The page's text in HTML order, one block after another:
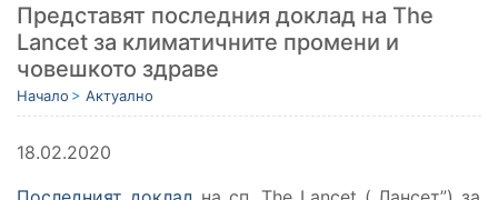
Представят последния доклад на The
Lancet за климатичните промени и
човешкото здраве
Начало Актуално
18.02.2020